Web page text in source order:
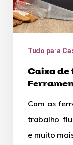
precisa
ter
Tudo para
Caixa
Com as
trabalho
e muito